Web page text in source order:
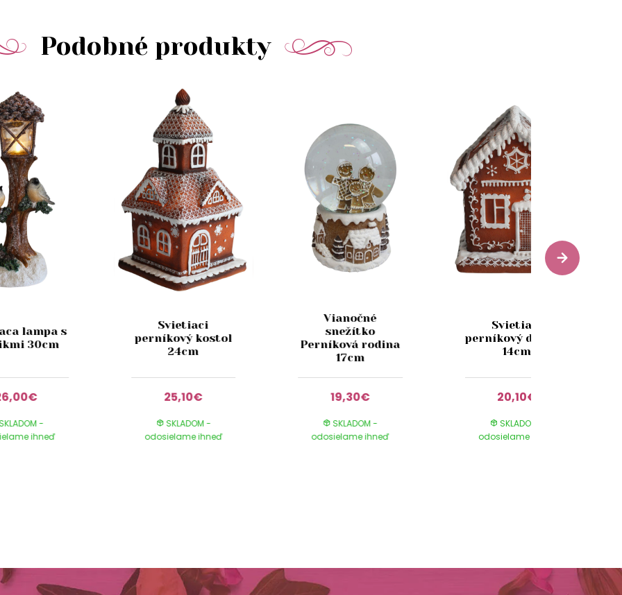
Podobné produkty
lampa s
30cm
SKLADOM -
ihneď
Svietiaci
perníkový kostol
24cm
25,10€
SKLADOM -
odosielame ihneď
Vianočné
snežítko
Perníková rodina
17cm
19,30€
SKLADOM -
odosielame ihneď
Svietiaci
perníkový domček
14cm
20,10€
SKLADOM -
odosielame ihneď